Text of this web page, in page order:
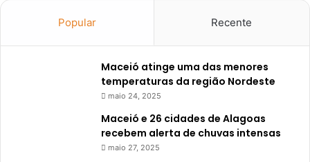
Popular Recente
Maceió atinge uma das menores
temperaturas da região Nordeste
maio 24, 2025
Maceió e 26 cidades de Alagoas
recebem alerta de chuvas intensas
maio 27, 2025